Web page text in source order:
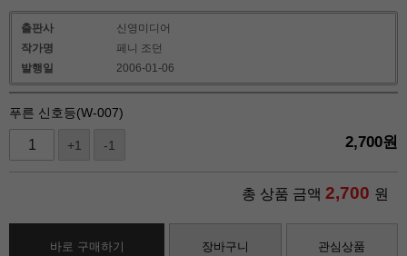
출판사
신영미디어
작가명
페니 조던
발행일
2006-01-06
푸른 신호등(W-007)
+1 -1 2,700원
총 상품 금액 2,700 원
바로 구매하기 장바구니 관심상품